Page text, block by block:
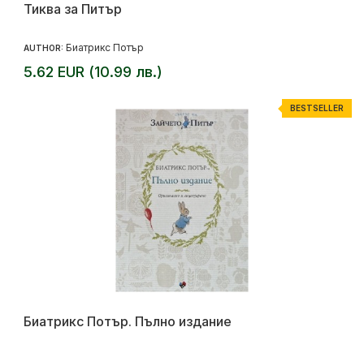
Тиква за Питър
AUTHOR: Биатрикс Потър
5.62 EUR (10.99 лв.)
BESTSELLER
Биатрикс Потър. Пълно издание